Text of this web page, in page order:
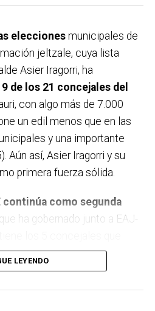
eleccionesmunicipales de
jeltzale, cuya lista
Asier Iragorri, ha
9 de los 21 concejales del
con algo más de 7.000
un edil menos que en las
y una importante
Aún así, Asier Iragorri y su
primera fuerza sólida.
continúa como segunda
ha gobernado junto a EAJ-
de 2019, pero ha perdido 675
sitúa
LEYENDO